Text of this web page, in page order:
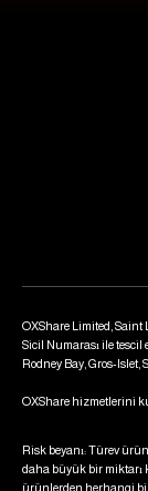
OXShare Limited, Saint
Sicil Numarası ile tescil
Rodney Bay, Gros-Islet,
OXShare hizmetlerini
Risk beyanı: Türev
daha büyük bir miktarı
ürünlerden herhangi